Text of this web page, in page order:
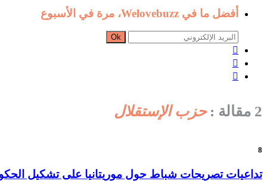
أفضل ما في Welovebuzz، مرة في الأسبوع
Ok



2 مقالة : حزب الإستقلال
8
تداعيات تصريحات شباط حول موريتانيا على تشكيل